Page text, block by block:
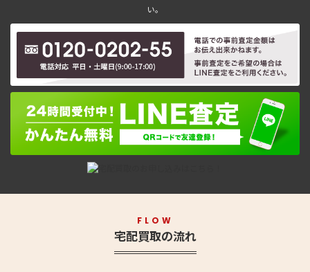
い。
FLOW
宅配買取の流れ